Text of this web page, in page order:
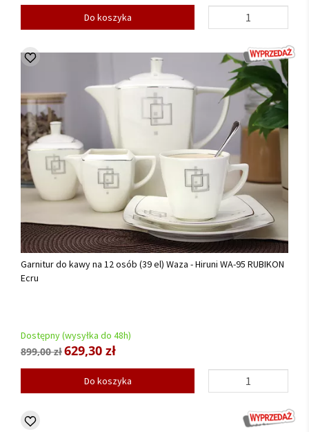
Do koszyka
Garnitur do kawy na 12 osób (39 el) Waza - Hiruni WA-95 RUBIKON
Ecru
Dostępny (wysyłka do 48h)
899,00 zł629,30 zł
Do koszyka